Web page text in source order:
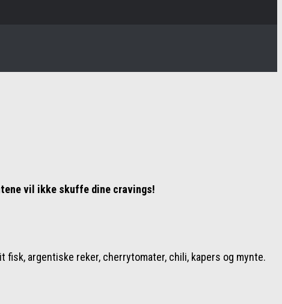
vil ikke skuffe dine cravings!
argentiske reker, cherrytomater, chili, kapers og mynte.